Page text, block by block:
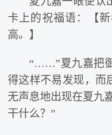
卡上的祝福语：【
高。】
“……”夏九嘉把
得这样不易发现，而
无声息地出现在夏九
干什么？”